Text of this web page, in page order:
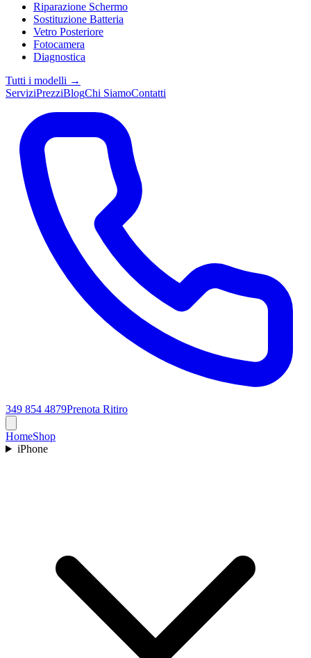
Riparazione Schermo
Sostituzione Batteria
Vetro Posteriore
Fotocamera
Diagnostica
Tutti i modelli →
ServiziPrezziBlogChi SiamoContatti
349 854 4879Prenota Ritiro
HomeShop
iPhone